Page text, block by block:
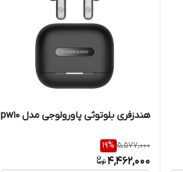
هندزفری بلوتوثی پاورولوجی مدل pw10
5,577,000
19%
4,462,000